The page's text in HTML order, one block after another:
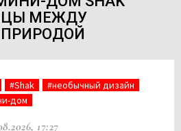
МЕЖДУ
#Shak
#необычный дизайн
дом
17:27